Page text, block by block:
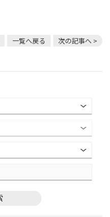
一覧へ戻る 次の記事へ >